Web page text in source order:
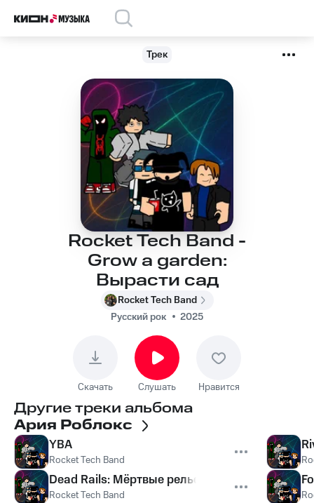
Трек
Rocket Tech Band -
Grow a garden:
Вырасти сад
Rocket Tech Band
Русский рок
2025
Скачать Слушать Нравится
Другие треки альбома
Ария Роблокc
YBA
Rocket Tech Band
Dead Rails: Мёртвые рельсы
Rocket Tech Band